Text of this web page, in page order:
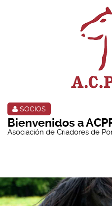
SOCIOS
Bienvenidos a
Asociación de Criadores de